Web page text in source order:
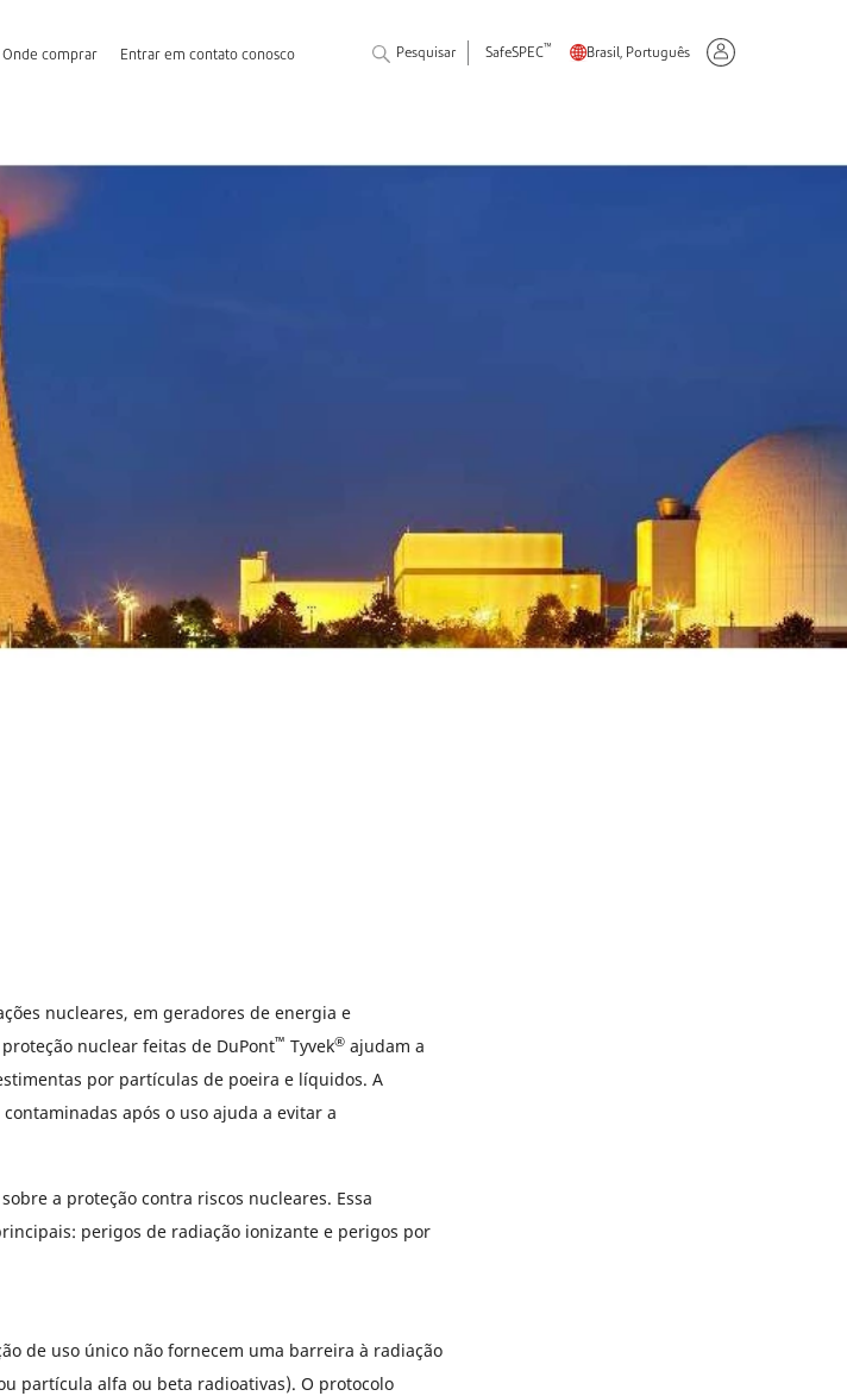
Onde comprar Entrar em contato conosco Pesquisar SafeSPEC™ Brasil, Português
nucleares, em geradores de energia e
nuclear feitas de DuPont™ Tyvek®ajudam a
por partículas de poeira e líquidos. A
após o uso ajuda a evitar a
a proteção contra riscos nucleares. Essa
perigos de radiação ionizante e perigos por
de uso único não fornecem uma barreira à radiação
partícula alfa ou beta radioativas). O protocolo